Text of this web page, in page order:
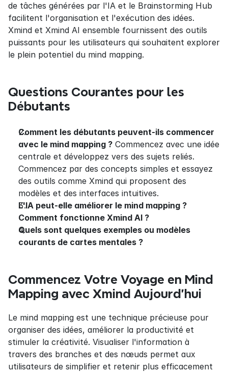
de tâches générées par l'IA et le Brainstorming Hub
facilitent l'organisation et l'exécution des idées.
Xmind et Xmind AI ensemble fournissent des outils
puissants pour les utilisateurs qui souhaitent explorer
le plein potentiel du mind mapping.
Questions Courantes pour les
Débutants
Comment les débutants peuvent-ils commencer
avec le mind mapping ? Commencez avec une idée
centrale et développez vers des sujets reliés.
Commencez par des concepts simples et essayez
des outils comme Xmind qui proposent des
modèles et des interfaces intuitives.
L'IA peut-elle améliorer le mind mapping ?
Comment fonctionne Xmind AI ?
Quels sont quelques exemples ou modèles
courants de cartes mentales ?
Commencez Votre Voyage en Mind
Mapping avec Xmind Aujourd'hui
Le mind mapping est une technique précieuse pour
organiser des idées, améliorer la productivité et
stimuler la créativité. Visualiser l'information à
travers des branches et des nœuds permet aux
utilisateurs de simplifier et retenir plus efficacement